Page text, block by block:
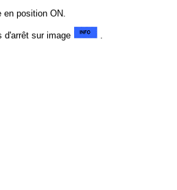
en position ON.
d'arrêt sur image .